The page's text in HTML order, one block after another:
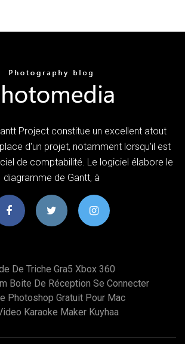
Project constitue un excellent atout
d'un projet, notamment lorsqu'il est
de comptabilité. Le logiciel élabore le
diagramme de Gantt, à
De Triche Gra5 Xbox 360
Boite De Réception Se Connecter
Photoshop Gratuit Pour Mac
Karaoke Maker Kuyhaa